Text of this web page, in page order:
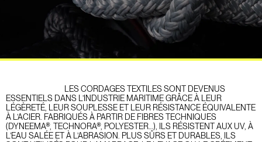
LES CORDAGES TEXTILES SONT DEVENUS
ESSENTIELS DANS L’INDUSTRIE MARITIME GRÂCE À LEUR
LÉGÈRETÉ, LEUR SOUPLESSE ET LEUR RÉSISTANCE ÉQUIVALENTE
À L’ACIER. FABRIQUÉS À PARTIR DE FIBRES TECHNIQUES
(DYNEEMA®, TECHNORA®, POLYESTER…), ILS RÉSISTENT AUX UV, À
L’EAU SALÉE ET À L’ABRASION. PLUS SÛRS ET DURABLES, ILS